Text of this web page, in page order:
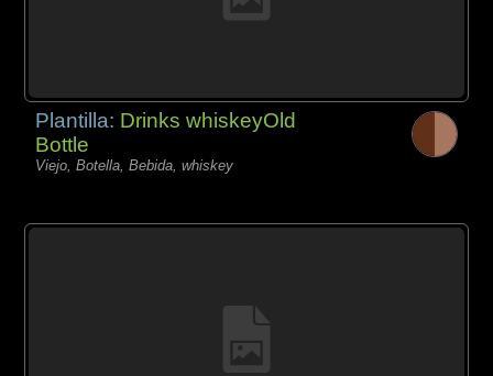
Plantilla: Drinks whiskeyOld
Bottle
Viejo, Botella, Bebida, whiskey